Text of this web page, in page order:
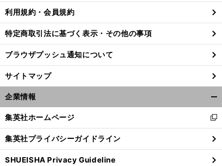
攻」。
へ
利用規約・会員規約
特定商取引法に基づく表示・その他の事項
ブラウザプッシュ通知について
サイトマップ
企業情報
閉
る
集英社ホームページ
新
し
い
ウ
ィ
集英社プライバシーガイドライン
SHUEISHA Privacy Guideline